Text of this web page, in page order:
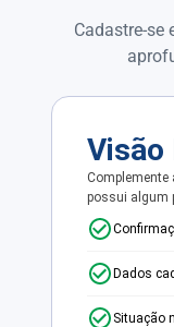
Cadastre-
Visão
Complemente
possui algum
Dados
Situação